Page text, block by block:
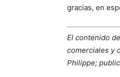
gracias, en
El contenido
comerciales y
Philippe;